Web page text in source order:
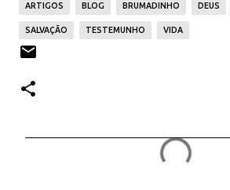
ARTIGOS BLOG BRUMADINHO DEUS
SALVAÇÃO TESTEMUNHO VIDA